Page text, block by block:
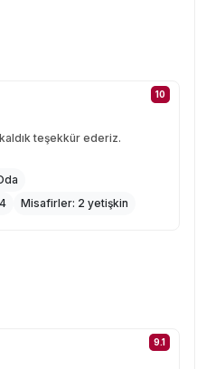
10
teşekkür ederiz.
Misafirler: 2 yetişkin
9.1